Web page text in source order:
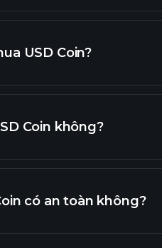
USD Coin?
nhà
Coin không?
Thông tin thị trường
có an toàn không?